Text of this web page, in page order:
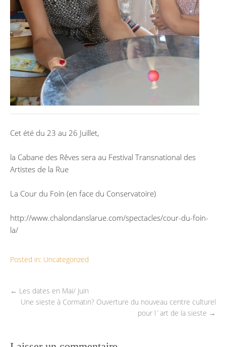
Cet été du 23 au 26 Juillet,
la Cabane des Rêves sera au Festival Transnational des
Artistes de la Rue
La Cour du Foin (en face du Conservatoire)
http://www.chalondanslarue.com/spectacles/cour-du-foin-
la/
Posted in: Uncategorized
← Les dates en Mai/ Juin
Une sieste à Cormatin? Ouverture du nouveau centre culturel
pour l´art de la sieste →